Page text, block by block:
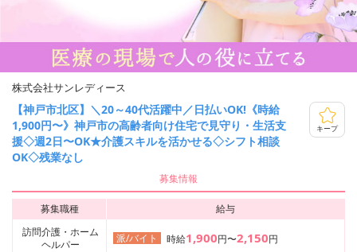
株式会社サンレディース
【神戸市北区】＼20～40代活躍中／日払いOK!《時給
1,900円〜》神戸市の高齢者向け住宅で見守り・生活支
援◇週2日〜OK★介護スキルを活かせる◇シフト相談
OK◇残業なし
キープ
募集情報
募集職種
給与
訪問介護・ホーム
ヘルパー
派/バイト 時給1,900円〜2,150円